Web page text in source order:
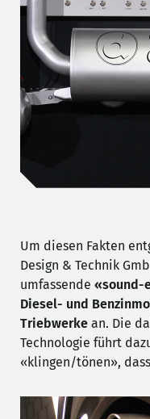
Um diesen Fakten
Design & Technik
umfassende «sound-
Diesel- und
Triebwerke an. Die
Technologie führt
«klingen/tönen»,